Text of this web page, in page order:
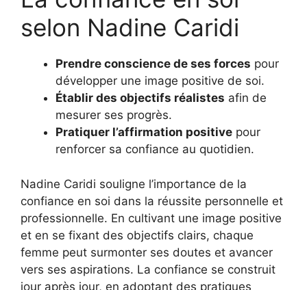
selon Nadine Caridi
Prendre conscience de ses forces pour
développer une image positive de soi.
Établir des objectifs réalistes afin de
mesurer ses progrès.
Pratiquer l’affirmation positive pour
renforcer sa confiance au quotidien.
Nadine Caridi souligne l’importance de la
confiance en soi dans la réussite personnelle et
professionnelle. En cultivant une image positive
et en se fixant des objectifs clairs, chaque
femme peut surmonter ses doutes et avancer
vers ses aspirations. La confiance se construit
jour après jour, en adoptant des pratiques